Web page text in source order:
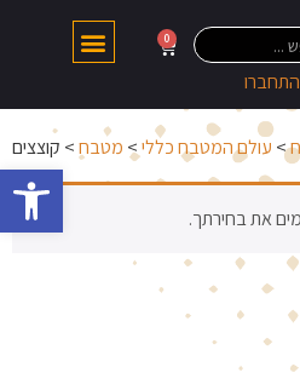
התחברו
0
> עולם המטבח כללי> מטבח> קוצצים
את בחירתך.